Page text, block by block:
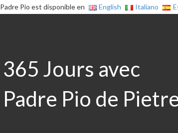
Padre Pio est disponible en English Italiano
365 Jours avec
Padre Pio de